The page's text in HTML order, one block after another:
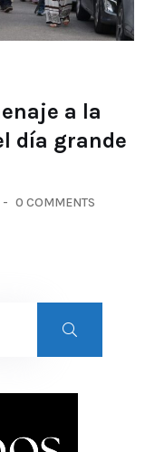
a la
día grande
0 COMMENTS